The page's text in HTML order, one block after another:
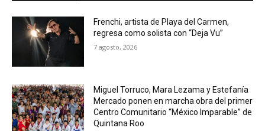
Frenchi, artista de Playa del Carmen,
regresa como solista con “Deja Vu”
7 agosto, 2026
Miguel Torruco, Mara Lezama y Estefanía
Mercado ponen en marcha obra del primer
Centro Comunitario “México Imparable” de
Quintana Roo